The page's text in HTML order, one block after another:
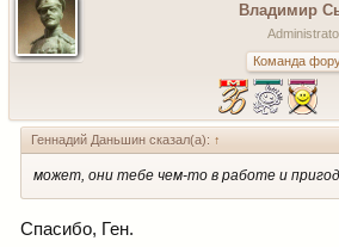
Владимир
Команда
Геннадий Даньшин сказал(а): ↑
может, они тебе чем-то в работе и
Спасибо, Ген.